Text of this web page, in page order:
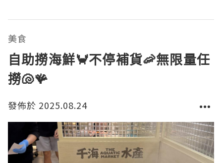
和牛伴海膽、上湯芝士焗龍蝦伊麵底等，誠意十足。自
助區仲有全港獨家的 Nutella 醬
美食
自助撈海鮮🦀不停補貨🦐無限量任
撈🐚🪸
發佈於 2025.08.24